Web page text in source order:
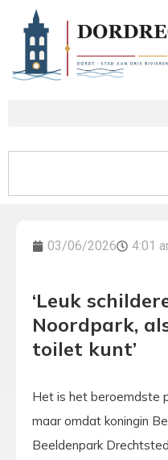
03/06/2026 4:01
‘Leuk
Noordpark,
toilet kunt’
Het is het beroemdste
maar omdat koningin
Beeldenpark